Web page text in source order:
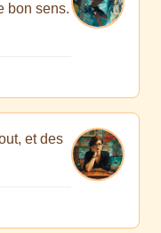
bon sens.
et des